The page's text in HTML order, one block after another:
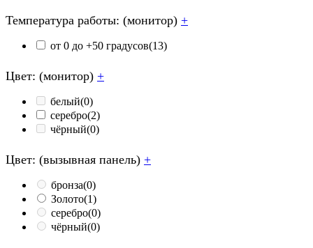
Температура работы: (монитор) +
от 0 до +50 градусов(13)
Цвет: (монитор) +
белый(0)
серебро(2)
чёрный(0)
Цвет: (вызывная панель) +
бронза(0)
Золото(1)
серебро(0)
чёрный(0)